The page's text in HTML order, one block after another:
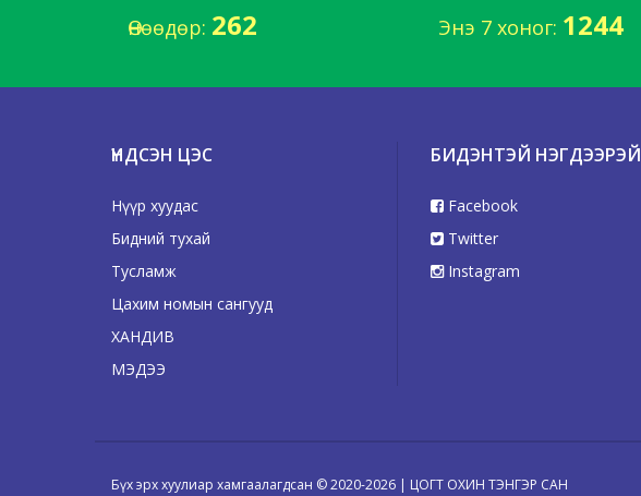
Өнөөдөр: 262 Энэ 7 хоног: 1244
ҮНДСЭН ЦЭС
Нүүр хуудас
Бидний тухай
Тусламж
Цахим номын сангууд
ХАНДИВ
МЭДЭЭ
БИДЭНТЭЙ НЭГДЭЭРЭЙ
Facebook
Twitter
Instagram
Бүх эрх хуулиар хамгаалагдсан © 2020-2026 | ЦОГТ ОХИН ТЭНГЭР САН